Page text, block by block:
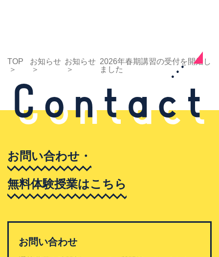
TOP お知らせ お知らせ 2026年春期講習の受付を開始し
ました
お問い合わせ・
無料体験授業はこちら
お問い合わせ